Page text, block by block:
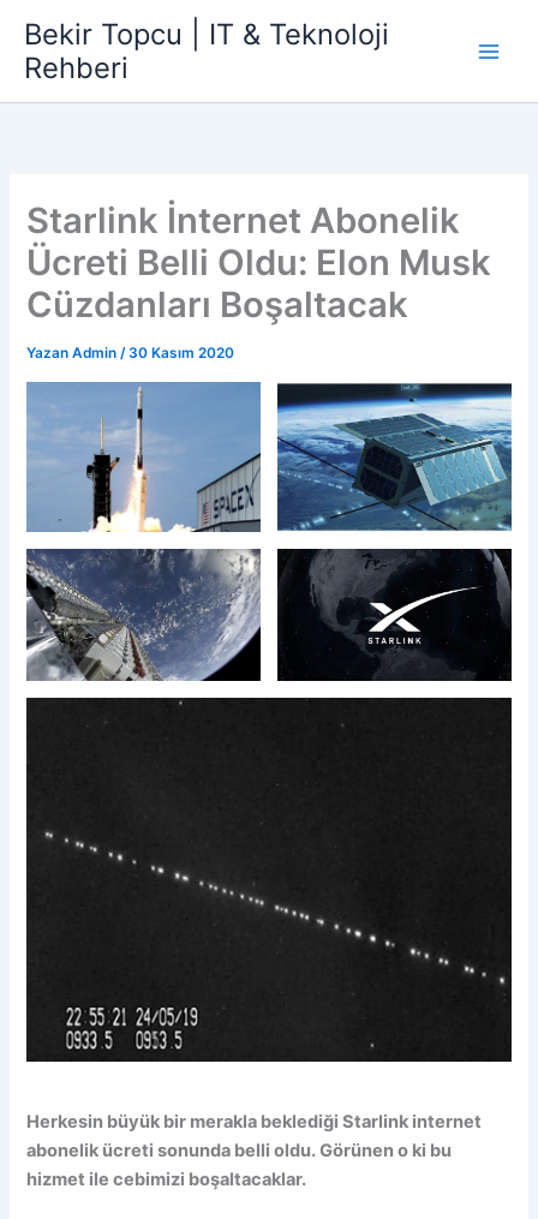
atlaBekir Topcu | IT & Teknoloji
Rehberi
Starlink İnternet Abonelik
Ücreti Belli Oldu: Elon Musk
Cüzdanları Boşaltacak
Yazan Admin/30 Kasım 2020
Herkesin büyük bir merakla beklediği Starlink internet
abonelik ücreti sonunda belli oldu. Görünen o ki bu
hizmet ile cebimizi boşaltacaklar.